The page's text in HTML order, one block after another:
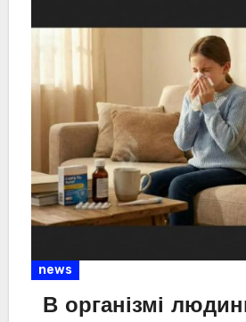
news
В організмі